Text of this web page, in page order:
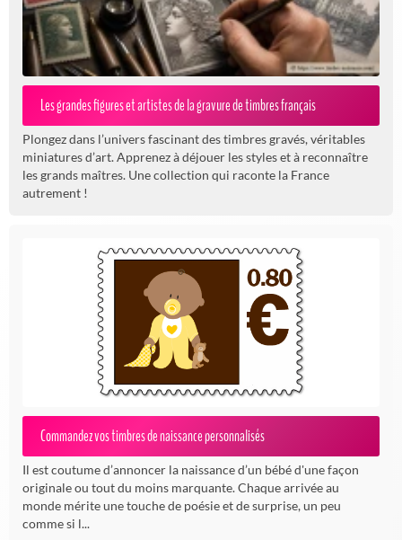
Les grandes figures et artistes de la gravure de timbres français
Plongez dans l’univers fascinant des timbres gravés, véritables
miniatures d’art. Apprenez à déjouer les styles et à reconnaître
les grands maîtres. Une collection qui raconte la France
autrement !
Commandez vos timbres de naissance personnalisés
Il est coutume d’annoncer la naissance d’un bébé d'une façon
originale ou tout du moins marquante. Chaque arrivée au
monde mérite une touche de poésie et de surprise, un peu
comme si l...